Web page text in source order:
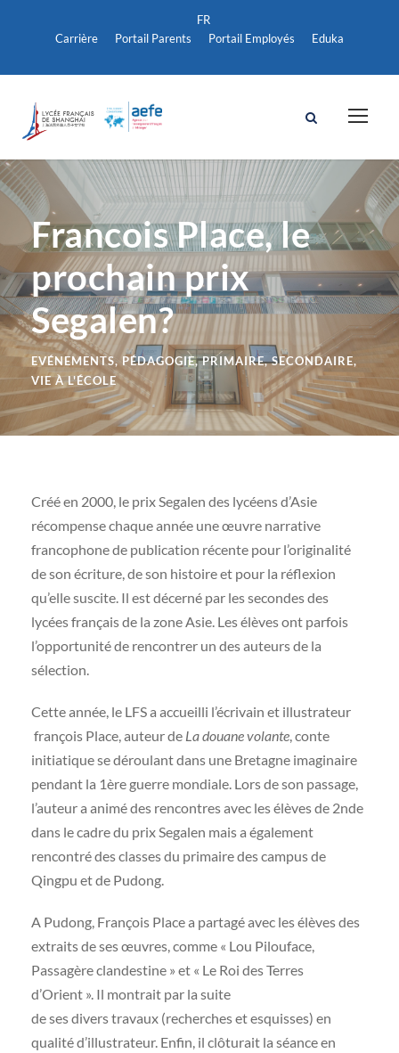
Carrière Portail Parents Portail Employés Eduka
Francois Place, le
prochain prix
Segalen?
EVÉNEMENTS, PÉDAGOGIE, PRIMAIRE, SECONDAIRE,
VIE À L'ÉCOLE
Créé en 2000, le prix Segalen des lycéens d’Asie
récompense chaque année une œuvre narrative
francophone de publication récente pour l’originalité
de son écriture, de son histoire et pour la réflexion
qu’elle suscite. Il est décerné par les secondes des
lycées français de la zone Asie. Les élèves ont parfois
l’opportunité de rencontrer un des auteurs de la
sélection.
Cette année, le LFS a accueilli l’écrivain et illustrateur
françois Place, auteur de La douane volante , conte
initiatique se déroulant dans une Bretagne imaginaire
pendant la 1ère guerre mondiale. Lors de son passage,
l’auteur a animé des rencontres avec les élèves de 2nde
dans le cadre du prix Segalen mais a également
rencontré des classes du primaire des campus de
Qingpu et de Pudong.
A Pudong, François Place a partagé avec les élèves des
extraits de ses œuvres, comme « Lou Pilouface,
Passagère clandestine » et « Le Roi des Terres
d’Orient ». Il montrait par la suite
de ses divers travaux (recherches et esquisses) en
qualité d’illustrateur. Enfin, il clôturait la séance en